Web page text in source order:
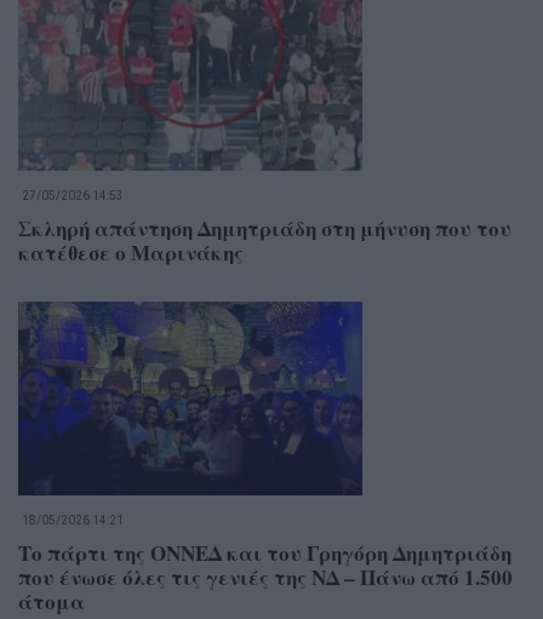
27/05/2026 14:53
Σκληρή απάντηση Δημητριάδη στη μήνυση που του
κατέθεσε ο Μαρινάκης
18/05/2026 14:21
Το πάρτι της ΟΝΝΕΔ και του Γρηγόρη Δημητριάδη
που ένωσε όλες τις γενιές της ΝΔ – Πάνω από 1.500
άτομα